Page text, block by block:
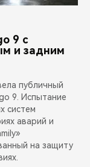
9 с
и задним
публичный
9. Испытание
систем
аварий и
на защиту